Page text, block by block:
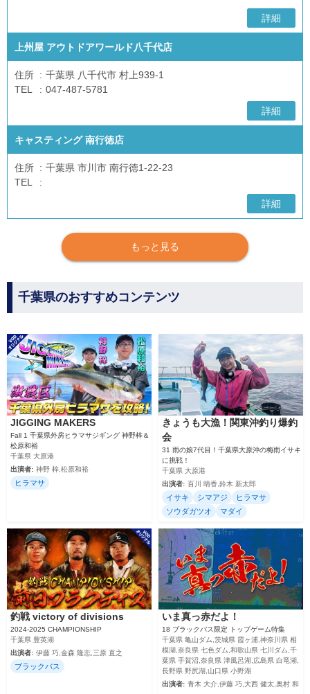
詳細
上州屋 アウトドアワールド八千代店
住所
千葉県 八千代市 村上939-1
TEL
047-487-5781
詳細
キャスティング 南行徳店
住所
千葉県 市川市 南行徳1-22-23
TEL
詳細
もっと見る
千葉県のおすすめコンテンツ
JIGGING MAKERS
Fall 1 千葉県外房ヒラマサジギング 神野梓＆
松原和裕
千葉県 大原港
出演者: 神野 梓,松原和裕
ヒラマサ
きょうも大漁！関東沖釣り爆釣
会
31 雨の娘7代目！千葉県大原沖の梅雨イサキ
に挑戦！
千葉県 大原港
出演者: 百川 晴香,鈴木 新太郎
イサキ シマアジ
ヒラマサ
ソウダガツオ
マダイ
釣戦 victory of divisions
2024-2025 CHAMPIONSHIP
千葉県 豊英湖
出演者: 伊藤 巧,金森 隆志,三原 直之
ブラックバス
いま真っ赤だよ！
18 ブラックバス限定 トップゲーム特集
千葉県 亀山ダム,茨城県 霞ヶ浦,神奈川県 相
模湖,奈良県 七色ダム,和歌山県 七川ダム,千
葉県 手賀沼,奈良県 津風呂湖,広島県 白竜湖,
長野県 野尻湖,山口県 小野湖
出演者: 青木 大介,伊藤 巧,大西 健太,奥村 和